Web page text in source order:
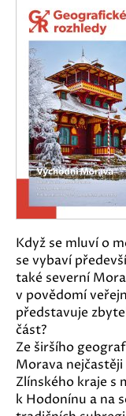
Když se mluví o
se vybaví
také severní
v povědomí
představuje
část?
Ze širšího
Morava
Zlínského kraje s
k Hodonínu a na